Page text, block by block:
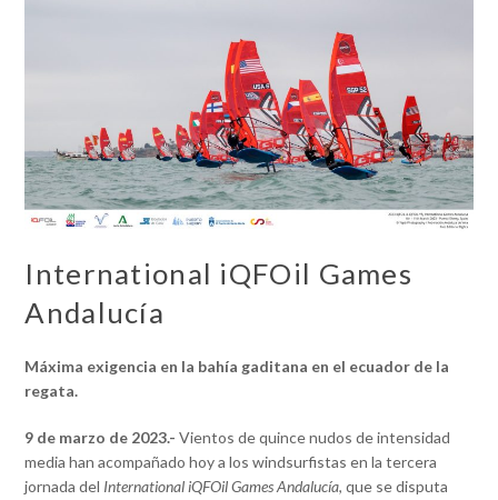
International iQFOil Games
Andalucía
Máxima exigencia en la bahía gaditana en el ecuador de la
regata.
9 de marzo de 2023.-Vientos de quince nudos de intensidad
media han acompañado hoy a los windsurfistas en la tercera
jornada del International iQFOil Games Andalucía, que se disputa